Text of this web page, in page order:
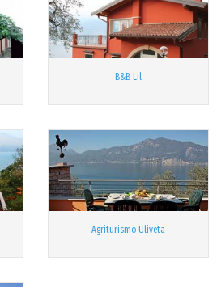
B&B Lil
Agriturismo Uliveta